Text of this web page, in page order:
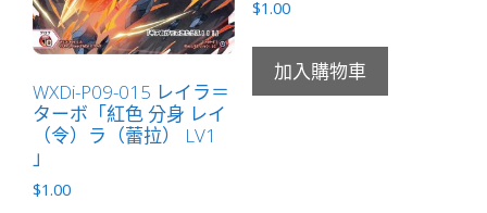
LB」
數
量
WXDi-P09-015 レイラ＝
ターボ「紅色 分身 レイ
（令）ラ（蕾拉） LV1
」
$1.00
$1.00
加入購物車